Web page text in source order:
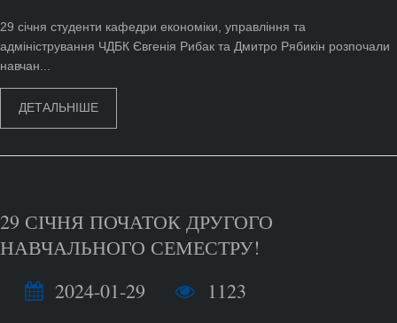
29 січня студенти кафедри економіки, управління та
адміністрування ЧДБК Євгенія Рибак та Дмитро Рябикін розпочали
навчан...
ДЕТАЛЬНІШЕ
29 СІЧНЯ ПОЧАТОК ДРУГОГО
НАВЧАЛЬНОГО СЕМЕСТРУ!
2024-01-29
1123